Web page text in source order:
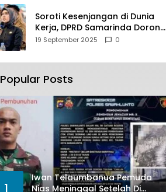
Soroti Kesenjangan di Dunia
Kerja, DPRD Samarinda Dorong
Pemkot Gencarkan
19 September 2025 0
Popular Posts
1
Iwan Telaumbanua Pemuda
Nias Meninggal Setelah Di